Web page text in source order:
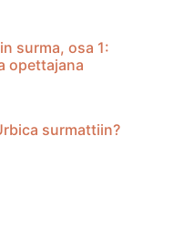
surma, osa 1:
opettajana
surmattiin?